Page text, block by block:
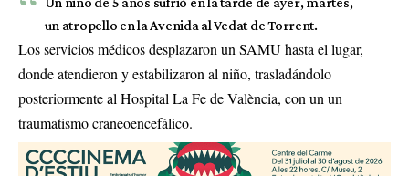
un atropello en la Avenida al Vedat de Torrent.
Los servicios médicos desplazaron un SAMU hasta el lugar,
donde atendieron y estabilizaron al niño, trasladándolo
posteriormente al Hospital La Fe de València, con un un
traumatismo craneoencefálico.